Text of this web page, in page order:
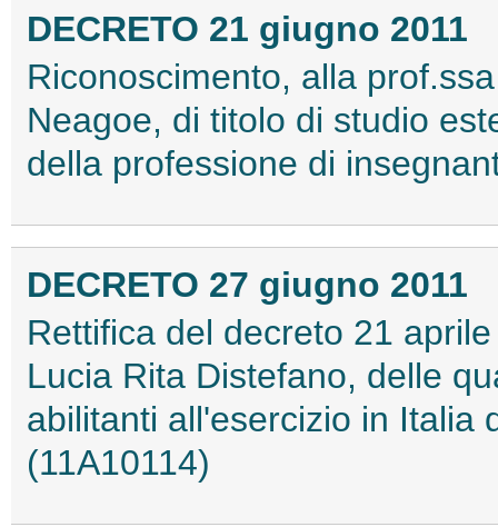
DECRETO 21 giugno 2011
Riconoscimento, alla
Neagoe, di titolo di studio
della professione di
DECRETO 27 giugno 2011
Rettifica del decreto 21
Lucia Rita Distefano, delle
abilitanti all'esercizio in Italia
(11A10114)